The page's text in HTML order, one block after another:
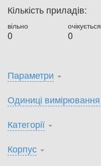
Кількість приладів:
вільно
0
очікується
0
Параметри
Одиниці вимірювання
Категорії
Корпус